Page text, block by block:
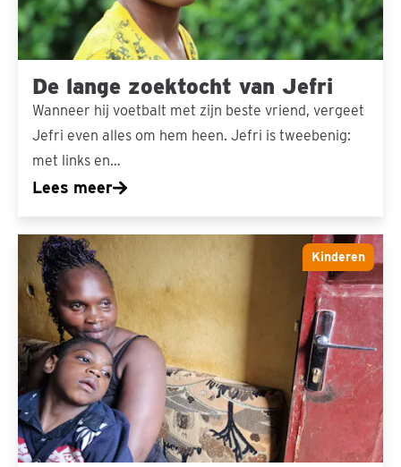
De lange zoektocht van Jefri
Wanneer hij voetbalt met zijn beste vriend, vergeet
Jefri even alles om hem heen. Jefri is tweebenig:
met links en…
Lees meer
Kinderen
Adin
kan
weer
naar
zijn
toekomst
kijken